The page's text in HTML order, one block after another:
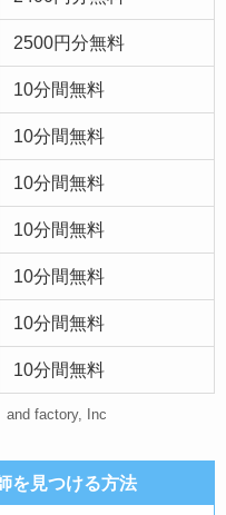
2500円分無料
10分間無料
10分間無料
10分間無料
10分間無料
10分間無料
10分間無料
10分間無料
and factory, Inc
を見つける方法